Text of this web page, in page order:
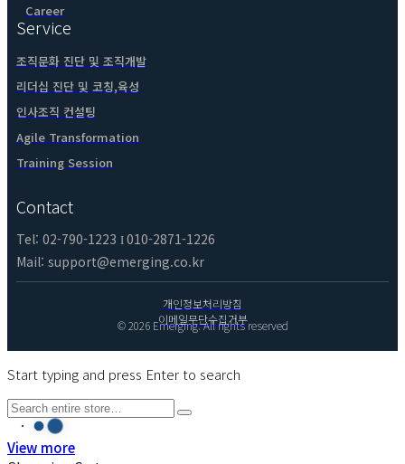
Career
Service
조직문화 진단 및 조직개발
리더십 진단 및 코칭,육성
인사조직 컨설팅
Agile Transformation
Training Session
Contact
Tel: 02-790-1223 I 010-2871-1226
Mail: support@emerging.co.kr
개인정보처리방침
이메일무단수집거부
© 2026 Emerging. All rights reserved
Start typing and press Enter to search
View more